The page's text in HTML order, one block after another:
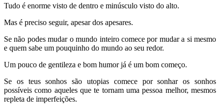
Tudo é enorme visto de dentro e minúsculo visto do alto.
Mas é preciso seguir, apesar dos apesares.
Se não podes mudar o mundo inteiro comece por mudar a si mesmo
e quem sabe um pouquinho do mundo ao seu redor.
Um pouco de gentileza e bom humor já é um bom começo.
Se os teus sonhos são utopias comece por sonhar os sonhos
possíveis como aqueles que te tornam uma pessoa melhor, mesmos
repleta de imperfeições.